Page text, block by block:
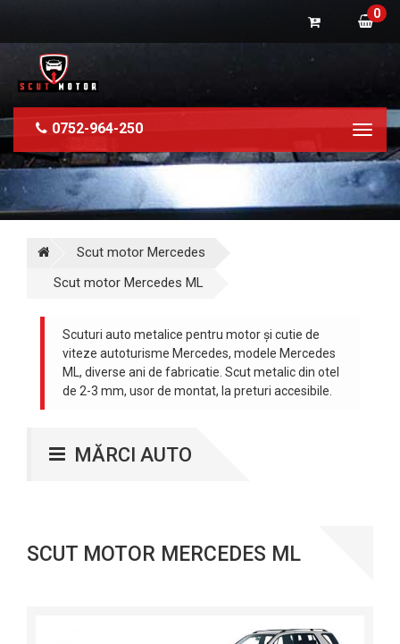
0
0752-964-250
Scut motor Mercedes
Scut motor Mercedes ML
Scuturi auto metalice pentru motor și cutie de
viteze autoturisme Mercedes, modele Mercedes
ML, diverse ani de fabricatie. Scut metalic din otel
de 2-3 mm, usor de montat, la preturi accesibile.
MĂRCI AUTO
SCUT MOTOR MERCEDES ML